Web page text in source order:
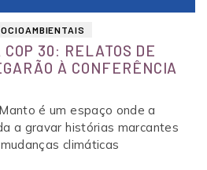
30: RELATOS DE
À CONFERÊNCIA
é um espaço onde a
a gravar histórias marcantes
climáticas